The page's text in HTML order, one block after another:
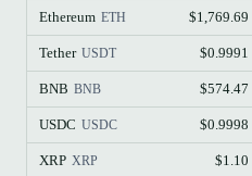
Ethereum ETH $1,769.69
Tether USDT $0.9991
BNB BNB $574.47
USDC USDC $0.9998
XRP XRP $1.10